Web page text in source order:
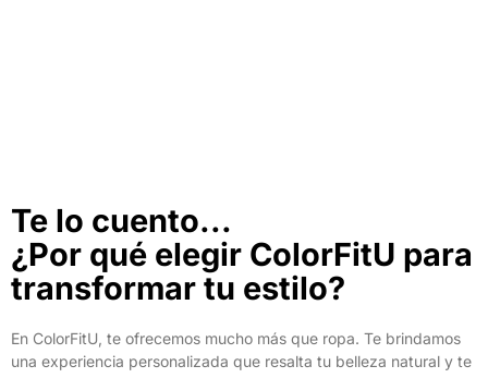
Te lo cuento...
¿Por qué elegir ColorFitU para
transformar tu estilo?
En ColorFitU, te ofrecemos mucho más que ropa. Te brindamos
una experiencia personalizada que resalta tu belleza natural y te